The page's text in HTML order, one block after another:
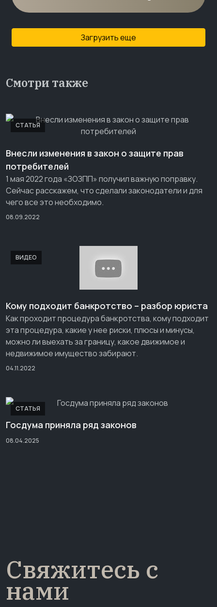
Загрузить еще
Смотри также
СТАТЬЯ
Внесли изменения в закон о защите прав
потребителей
1 мая 2022 года «ЗОЗПП» получил важную поправку.
Сейчас расскажем, что сделали законодатели и для
чего все это необходимо.
08.09.2022
ВИДЕО
Кому подходит банкротство – разбор юриста
Как проходит процедура банкротства, кому подходит
эта процедура, какие у нее риски, плюсы и минусы,
можно ли выехать за границу, какое движимое и
недвижимое имущество забирают.
04.11.2022
СТАТЬЯ
Госдума приняла ряд законов
08.04.2025
Свяжитесь с
нами